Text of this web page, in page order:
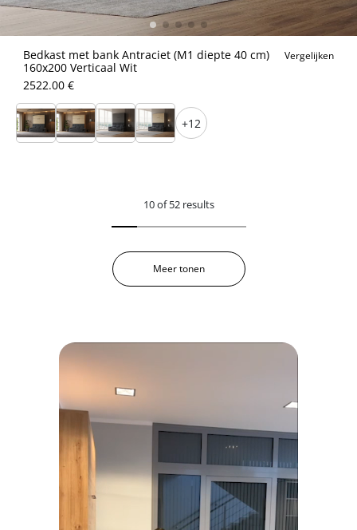
Bedkast met bank Antraciet (M1 diepte 40 cm)
160x200 Verticaal Wit
Vergelijken
2522.00 €
+12
10 of 52 results
Meer tonen